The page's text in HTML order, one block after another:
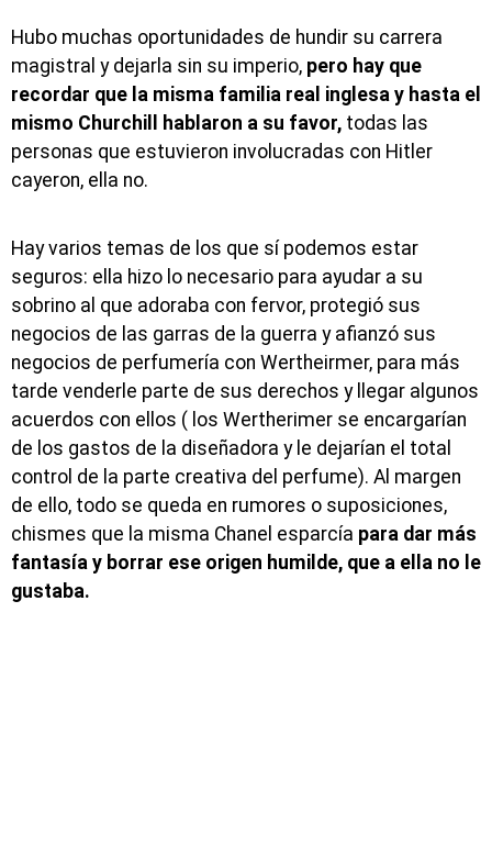
Hubo muchas oportunidades de hundir su carrera
magistral y dejarla sin su imperio, pero hay que
recordar que la misma familia real inglesa y hasta el
mismo Churchill hablaron a su favor, todas las
personas que estuvieron involucradas con Hitler
cayeron, ella no.
Hay varios temas de los que sí podemos estar
seguros: ella hizo lo necesario para ayudar a su
sobrino al que adoraba con fervor, protegió sus
negocios de las garras de la guerra y afianzó sus
negocios de perfumería con Wertheirmer, para más
tarde venderle parte de sus derechos y llegar algunos
acuerdos con ellos ( los Wertherimer se encargarían
de los gastos de la diseñadora y le dejarían el total
control de la parte creativa del perfume). Al margen
de ello, todo se queda en rumores o suposiciones,
chismes que la misma Chanel esparcía para dar más
fantasía y borrar ese origen humilde, que a ella no le
gustaba.